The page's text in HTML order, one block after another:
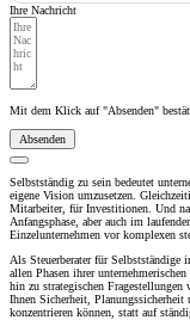
Ihre Nachricht
Mit dem Klick auf "Absenden"
Absenden
Selbstständig zu sein bedeutet
eigene Vision umzusetzen.
Mitarbeiter, für Investitionen. Und
Anfangsphase, aber auch im
Einzelunternehmen vor komplexen
Als Steuerberater für Selbstständige
allen Phasen ihrer
hin zu strategischen Fragestellungen
Ihnen Sicherheit,
konzentrieren können, statt auf